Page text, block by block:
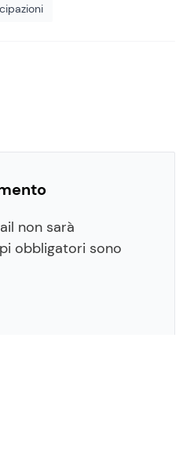
non sarà
obbligatori sono